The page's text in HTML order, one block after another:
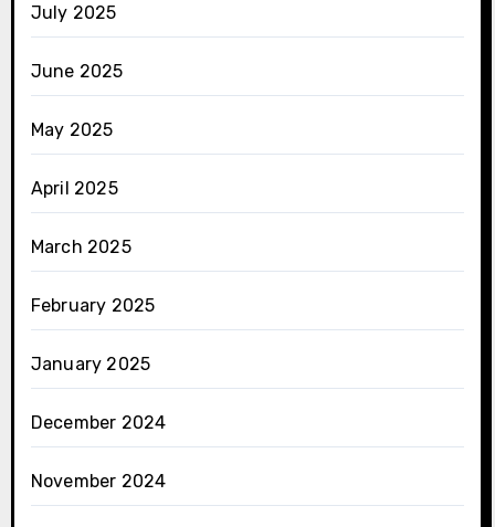
July 2025
June 2025
May 2025
April 2025
March 2025
February 2025
January 2025
December 2024
November 2024